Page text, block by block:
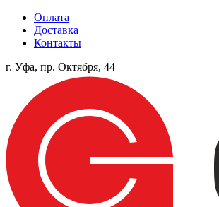
Оплата
Доставка
Контакты
г. Уфа, пр. Октября, 44